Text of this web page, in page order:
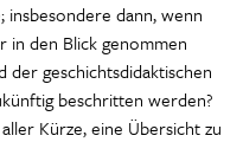
dann, wenn
in den Blick genommen
der geschichtsdidaktischen
beschritten werden?
Kürze, eine Übersicht zu